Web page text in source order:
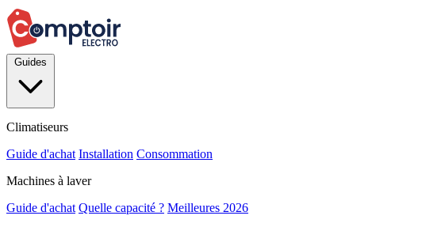
Climatiseurs
Guide d'achat Installation Consommation
Machines à laver
Guide d'achat Quelle capacité ? Meilleures 2026